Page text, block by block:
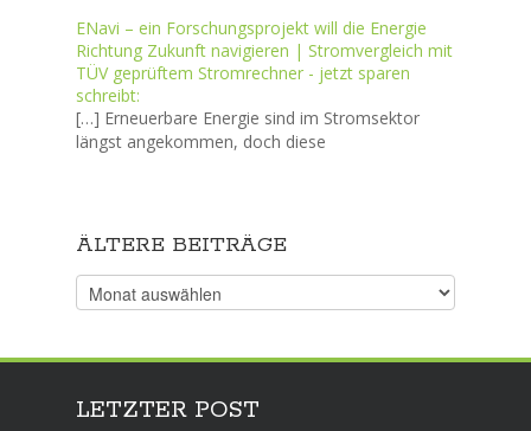
ENavi – ein Forschungsprojekt will die Energie
Richtung Zukunft navigieren | Stromvergleich mit
TÜV geprüftem Stromrechner - jetzt sparen
schreibt:
[…] Erneuerbare Energie sind im Stromsektor
längst angekommen, doch diese
ÄLTERE BEITRÄGE
Ältere
Beiträge
LETZTER POST